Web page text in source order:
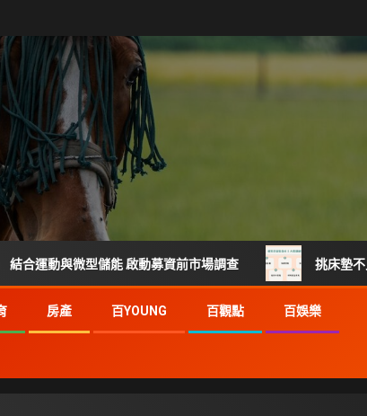
微型儲能 啟動募資前市場調查 挑床墊不只看彈
房產 百YOUNG 百觀點 百娛樂